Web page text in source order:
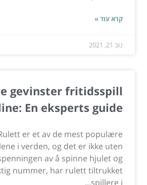
קרא עוד »
נוב 21, 2021
gevinster fritidsspill
En eksperts guide
er et av de mest populære
i verden, og det er ikke uten
av å spinne hjulet og
nummer, har rulett tiltrukket
spillere i...